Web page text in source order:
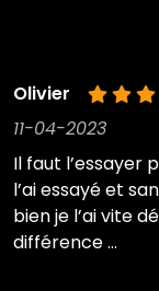
Olivier
11-04-2023
Il faut l’essayer
l’ai essayé et
bien je l’ai vite
différence …